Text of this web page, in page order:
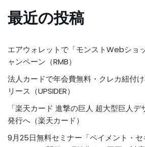
最近の投稿
エアウォレットで「モンストWebショ
ャンペーン（RMB）
法人カードで年会費無料・クレカ紐付
リース（UPSIDER）
「楽天カード 進撃の巨人 超大型巨人デ
発行へ（楽天カード）
9月25日無料セミナー「ペイメント・